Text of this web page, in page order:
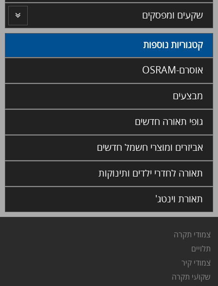
שקעים ומפסקים
קטגוריות נוספות
אוסרם-OSRAM
מבצעים
גופי תאורה חדשים
אביזרים ומוצרי חשמל חדשים
תאורה לחדרי ילדים ותינוקות
תאורת וינטג'
צמודי תקרה
תלויים
צמודי קיר
שקועי תקרה